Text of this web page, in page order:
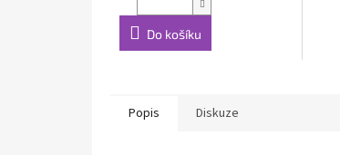
Do košíku
Popis Diskuze